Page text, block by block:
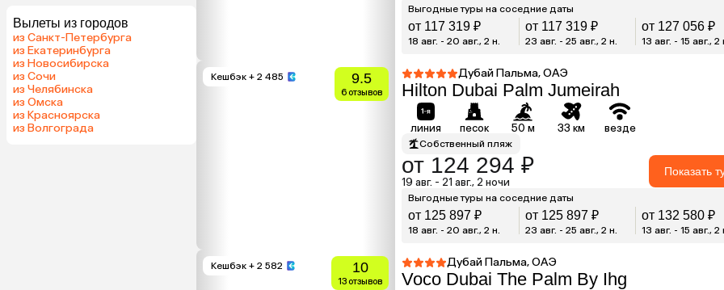
Вылеты из городов
из Санкт-Петербурга
из Екатеринбурга
из Новосибирска
из Сочи
из Челябинска
из Омска
из Красноярска
из Волгограда
Выгодные туры на соседние даты
от 117 319 ₽
18 авг. - 20 авг., 2 н.
от 117 319 ₽
23 авг. - 25 авг., 2 н.
от 127 056 ₽
13 авг. - 15 авг., 2
Кешбэк + 2 485 9.5
6 отзывов
Дубай Пальма, ОАЭ
Hilton Dubai Palm Jumeirah
линия песок 50 м 33 км везде
Собственный пляж
от 124 294 ₽
19 авг. - 21 авг., 2 ночи
Показать
Выгодные туры на соседние даты
от 125 897 ₽
18 авг. - 20 авг., 2 н.
от 125 897 ₽
23 авг. - 25 авг., 2 н.
от 132 580 ₽
13 авг. - 15 авг., 2
Кешбэк + 2 582 10
13 отзывов
Дубай Пальма, ОАЭ
Voco Dubai The Palm By Ihg